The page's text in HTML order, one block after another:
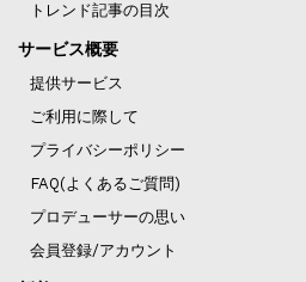
トレンド記事の目次
サービス概要
提供サービス
ご利用に際して
プライバシーポリシー
FAQ(よくあるご質問)
プロデューサーの思い
会員登録/アカウント